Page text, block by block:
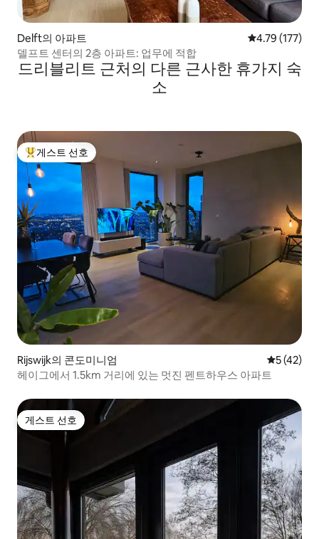
Delft의 아파트 평점 4.79점(5
4.79 (177)
델프트 센터의 2층 아파트: 업무에 적합
드리블리트 근처의 다른 근사한 휴가지 숙
소
상위 게스트 선호
게스트 선호
Rijswijk의 콘도미니엄 평점 5점
5 (42)
헤이그에서 1.5km 거리에 있는 멋진 펜트하우스 아파트
게스트 선호
게스트 선호